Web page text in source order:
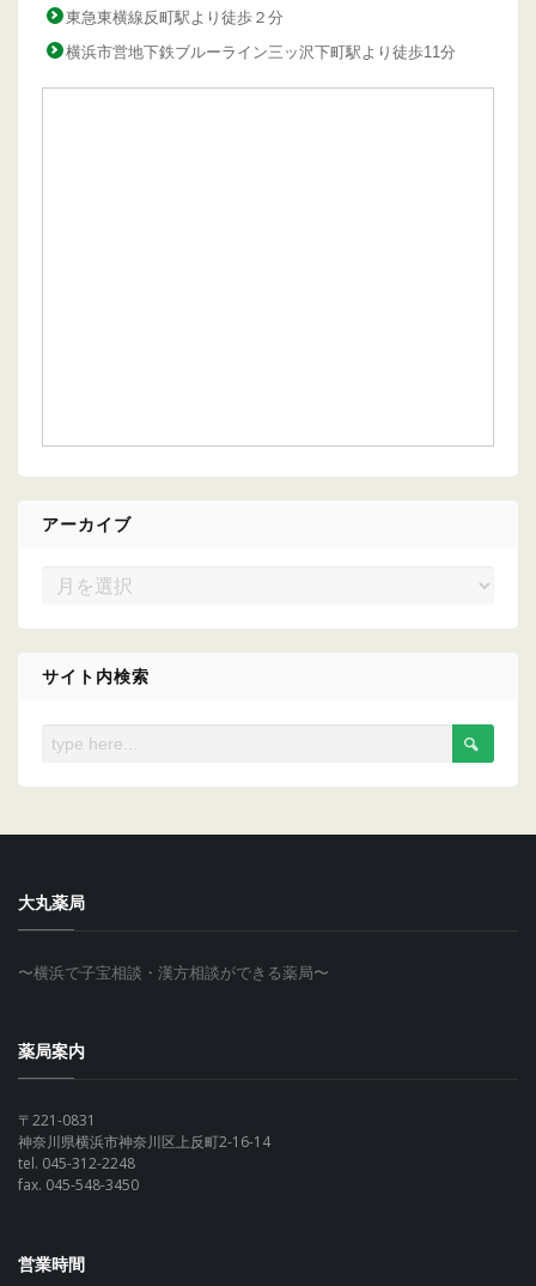
東急東横線反町駅より徒歩２分
横浜市営地下鉄ブルーライン三ッ沢下町駅より徒歩11分
アーカイブ
イ
サイト内検索
大丸薬局
〜横浜で子宝相談・漢方相談ができる薬局〜
薬局案内
〒221-0831
神奈川県横浜市神奈川区上反町2-16-14
tel. 045-312-2248
fax. 045-548-3450
営業時間